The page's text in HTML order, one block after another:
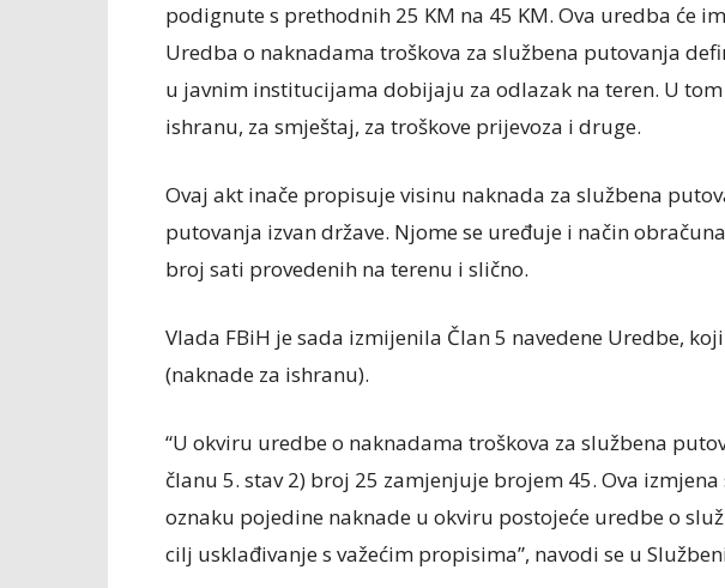
podignute s prethodnih 25 KM na 45 KM. Ova uredba će
Uredba o naknadama troškova za službena putovanja
u javnim institucijama dobijaju za odlazak na teren. U
ishranu, za smještaj, za troškove prijevoza i druge.
Ovaj akt inače propisuje visinu naknada za službena
putovanja izvan države. Njome se uređuje i način
broj sati provedenih na terenu i slično.
Vlada FBiH je sada izmijenila Član 5 navedene Uredbe,
(naknade za ishranu).
“U okviru uredbe o naknadama troškova za službena
članu 5. stav 2) broj 25 zamjenjuje brojem 45. Ova
oznaku pojedine naknade u okviru postojeće uredbe o
cilj usklađivanje s važećim propisima”, navodi se u